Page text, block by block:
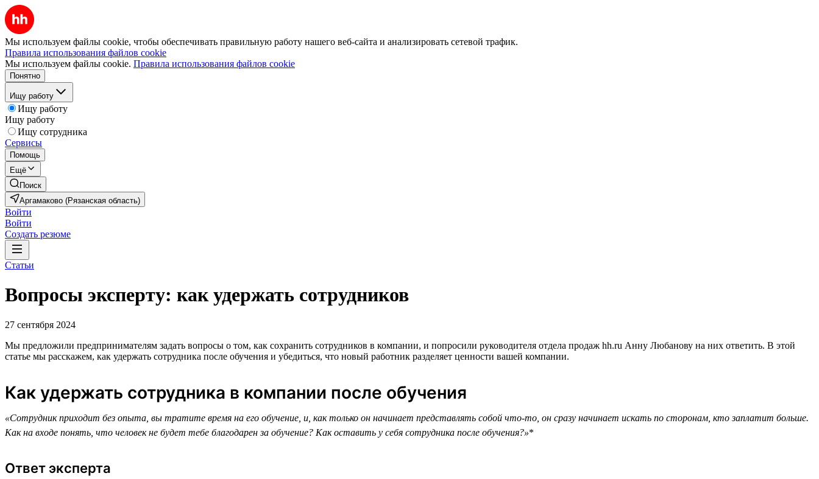
Мы используем файлы cookie, чтобы обеспечивать правильную работу нашего веб-сайта и анализировать сетевой трафик.
Правила использования файлов cookie
Мы используем файлы cookie. Правила использования файлов cookie
Понятно
Ищу работу
Ищу работу
Ищу работу
Ищу сотрудника
Сервисы
Помощь
Ещё
Поиск
Аргамаково (Рязанская область)
Войти
Войти
Создать резюме
Статьи
Вопросы эксперту: как удержать сотрудников
27 сентября 2024
Мы предложили предпринимателям задать вопросы о том, как сохранить сотрудников в компании, и попросили руководителя отдела продаж hh.ru Анну Любанову на них ответить. В этой
статье мы расскажем, как удержать сотрудника после обучения и убедиться, что новый работник разделяет ценности вашей компании.
Как удержать сотрудника в компании после обучения
«Сотрудник приходит без опыта, вы тратите время на его обучение, и, как только он начинает представлять собой что-то, он сразу начинает искать по сторонам, кто заплатит больше.
Как на входе понять, что человек не будет тебе благодарен за обучение? Как оставить у себя сотрудника после обучения?»*
Ответ эксперта